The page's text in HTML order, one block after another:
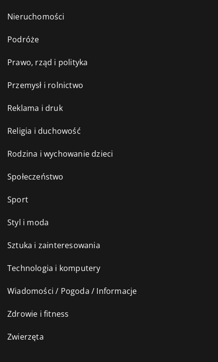
Nieruchomości
Podróże
Prawo, rząd i polityka
Przemysł i rolnictwo
Reklama i druk
Religia i duchowość
Rodzina i wychowanie dzieci
Społeczeństwo
Sport
Styl i moda
Sztuka i zainteresowania
Technologia i komputery
Wiadomości / Pogoda / Informacje
Zdrowie i fitness
Zwierzęta